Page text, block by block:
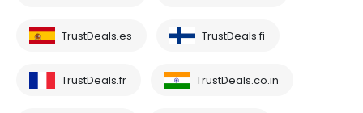
TrustDeals.es TrustDeals.fi
TrustDeals.fr TrustDeals.co.in